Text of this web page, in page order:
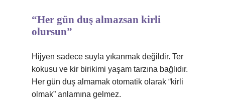
“Her gün duş almazsan kirli
olursun”
Hijyen sadece suyla yıkanmak değildir. Ter
kokusu ve kir birikimi yaşam tarzına bağlıdır.
Her gün duş almamak otomatik olarak “kirli
olmak” anlamına gelmez.